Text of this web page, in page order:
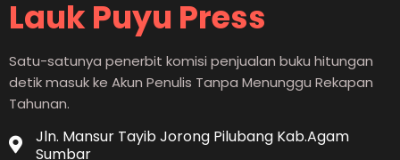
Lauk Puyu Press
Satu-satunya penerbit komisi penjualan buku hitungan
detik masuk ke Akun Penulis Tanpa Menunggu Rekapan
Tahunan.
Jln. Mansur Tayib Jorong Pilubang Kab.Agam
Sumbar